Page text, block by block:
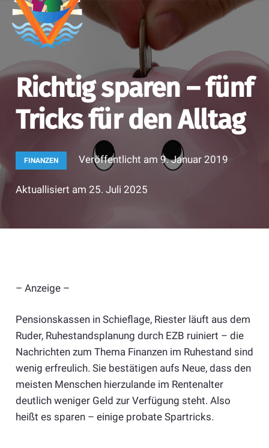
Richtig sparen – fünf
Tricks für den Alltag
FINANZEN Veröffentlicht am 9. Januar 2019
Aktuallisiert am 25. Juli 2025
– Anzeige –
Pensionskassen in Schieflage, Riester läuft aus dem
Ruder, Ruhestandsplanung durch EZB ruiniert – die
Nachrichten zum Thema Finanzen im Ruhestand sind
wenig erfreulich. Sie bestätigen aufs Neue, dass den
meisten Menschen hierzulande im Rentenalter
deutlich weniger Geld zur Verfügung steht. Also
heißt es sparen – einige probate Spartricks.